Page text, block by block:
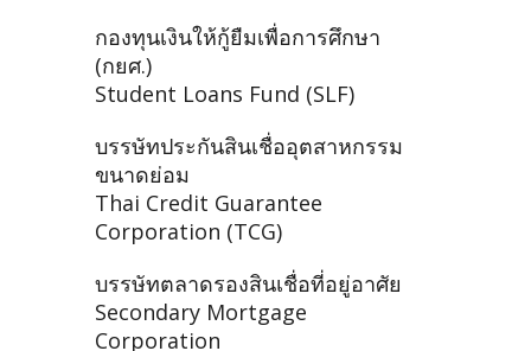
กองทุนเงินให้กู้ยืมเพื่อการศึกษา
(กยศ.)
Student Loans Fund (SLF)
บรรษัทประกันสินเชื่ออุตสาหกรรม
ขนาดย่อม
Thai Credit Guarantee
Corporation (TCG)
บรรษัทตลาดรองสินเชื่อที่อยู่อาศัย
Secondary Mortgage
Corporation